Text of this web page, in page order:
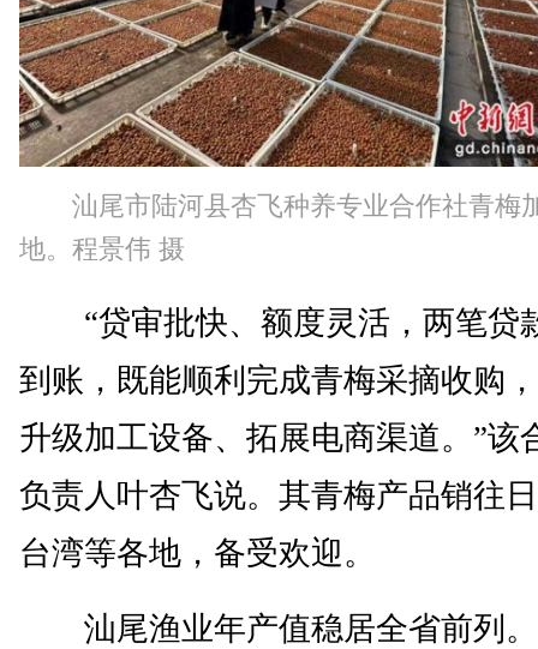
汕尾市陆河县杏飞种养专业合作社青梅
地。程景伟 摄
“贷审批快、额度灵活，两笔贷
到账，既能顺利完成青梅采摘收购
升级加工设备、拓展电商渠道。”该
负责人叶杏飞说。其青梅产品销往
台湾等各地，备受欢迎。
汕尾渔业年产值稳居全省前列。